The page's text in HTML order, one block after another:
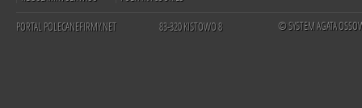
PORTAL POLECANEFIRMY.NET 83-320 KISTOWO 8 © SYSTEM AGATA